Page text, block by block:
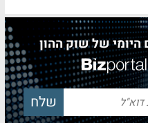
היומי של שוק ההון